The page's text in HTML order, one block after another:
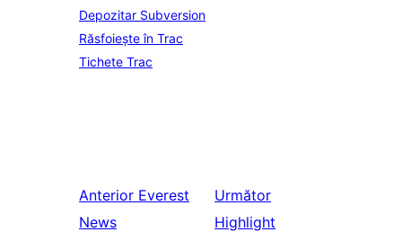
Depozitar Subversion
Răsfoiește în Trac
Tichete Trac
Anterior Everest
News
Următor
Highlight